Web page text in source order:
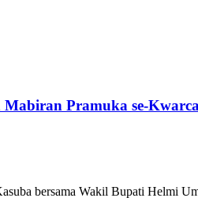
Pramuka se-
bersama Wakil Bupati Helmi